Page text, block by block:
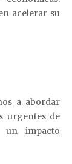
acelerar su
a abordar
urgentes de
un impacto